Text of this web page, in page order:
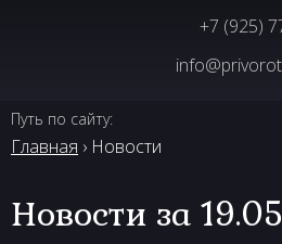
+7 (925)
Путь по сайту:
Главная › Новости
Новости за